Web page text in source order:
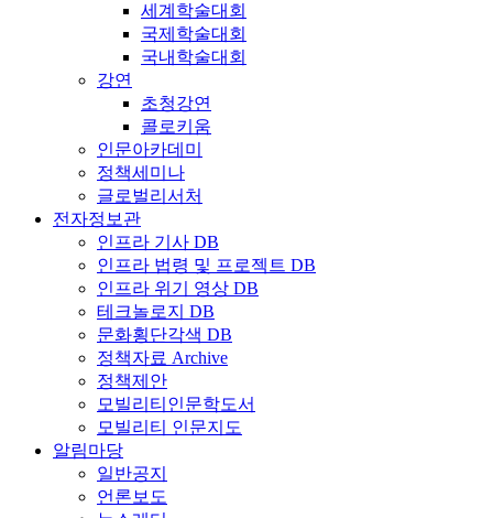
세계학술대회
국제학술대회
국내학술대회
강연
초청강연
콜로키움
인문아카데미
정책세미나
글로벌리서처
전자정보관
인프라 기사 DB
인프라 법령 및 프로젝트 DB
인프라 위기 영상 DB
테크놀로지 DB
문화횡단각색 DB
정책자료 Archive
정책제안
모빌리티인문학도서
모빌리티 인문지도
알림마당
일반공지
언론보도